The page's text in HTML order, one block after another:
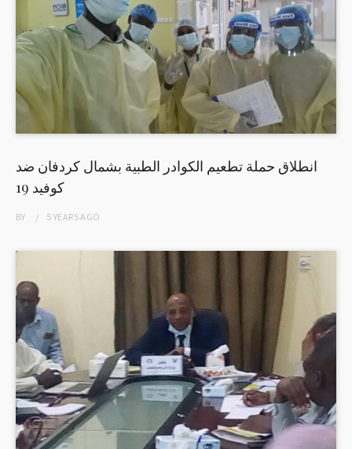
انطلاق حملة تطعيم الكوادر الطبية بشمال كردفان ضد
كوفيد 19
BY 5 YEARSAGO